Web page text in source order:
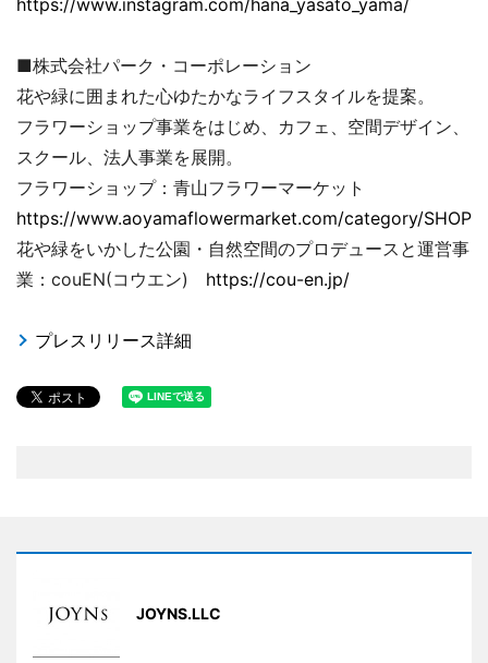
■株式会社パーク・コーポレーション
花や緑に囲まれた心ゆたかなライフスタイルを提案。
フラワーショップ事業をはじめ、カフェ、空間デザイン、
スクール、法人事業を展開。
フラワーショップ：青山フラワーマーケット
https://www.aoyamaflowermarket.com/category/SHOP/
花や緑をいかした公園・自然空間のプロデュースと運営事
業：couEN(コウエン) https://cou-en.jp/
プレスリリース詳細
JOYNS.LLC